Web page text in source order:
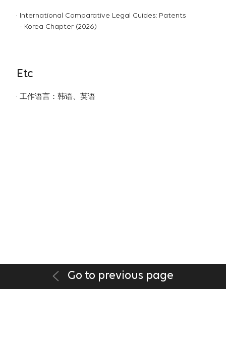
International Comparative Legal Guides: Patents
- Korea Chapter (2026)
Etc
工作语言：韩语、英语
Go to previous page